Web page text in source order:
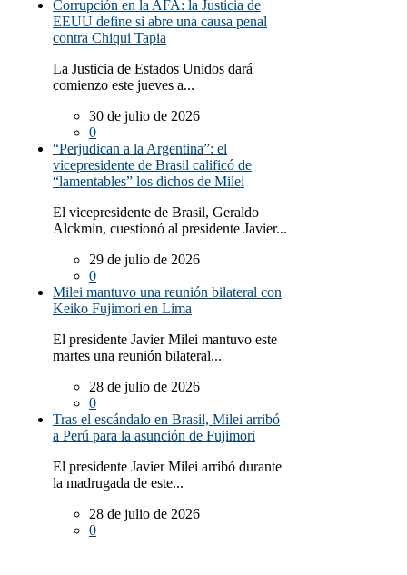
Corrupción en la AFA: la Justicia de
EEUU define si abre una causa penal
contra Chiqui Tapia
La Justicia de Estados Unidos dará
comienzo este jueves a...
30 de julio de 2026
0
“Perjudican a la Argentina”: el
vicepresidente de Brasil calificó de
“lamentables” los dichos de Milei
El vicepresidente de Brasil, Geraldo
Alckmin, cuestionó al presidente Javier...
29 de julio de 2026
0
Milei mantuvo una reunión bilateral con
Keiko Fujimori en Lima
El presidente Javier Milei mantuvo este
martes una reunión bilateral...
28 de julio de 2026
0
Tras el escándalo en Brasil, Milei arribó
a Perú para la asunción de Fujimori
El presidente Javier Milei arribó durante
la madrugada de este...
28 de julio de 2026
0